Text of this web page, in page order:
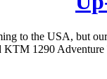
to the USA, but
KTM 1290